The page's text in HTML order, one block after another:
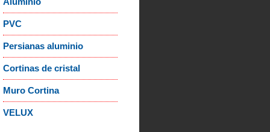
PVC
Persianas aluminio
Cortinas de cristal
Muro Cortina
VELUX